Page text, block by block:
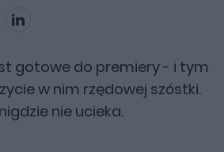
gotowe do premiery - i tym
w nim rzędowej szóstki.
nie ucieka.